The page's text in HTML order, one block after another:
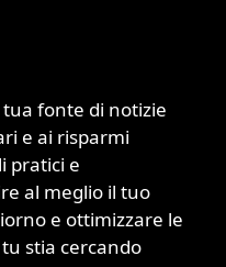
tua fonte di notizie
e ai risparmi
pratici e
al meglio il tuo
e ottimizzare le
stia cercando